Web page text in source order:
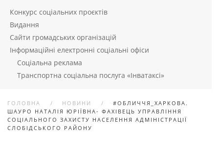
Конкурс соціальних проєктів
Видання
Сайти громадських організацій
Інформаційні електронні соціальні офіси
Соціальна реклама
Транспортна соціальна послуга «Інватаксі»
ГОЛОВНА НОВИНИ
#ОБЛИЧЧЯ_ХАРКОВА.
ШАУРО НАТАЛІЯ ЮРІЇВНА- ФАХІВЕЦЬ УПРАВЛІННЯ
СОЦІАЛЬНОГО ЗАХИСТУ НАСЕЛЕННЯ АДМІНІСТРАЦІЇ
СЛОБІДСЬКОГО РАЙОНУ